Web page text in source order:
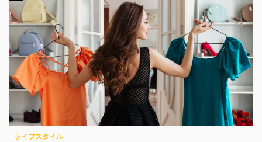
ライフスタイル